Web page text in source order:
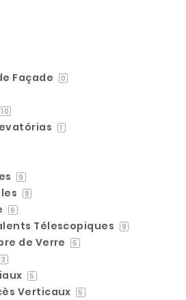
Façade 0
10
1
9
8
6
Télescopiques 9
de Verre 5
3
5
Verticaux 5